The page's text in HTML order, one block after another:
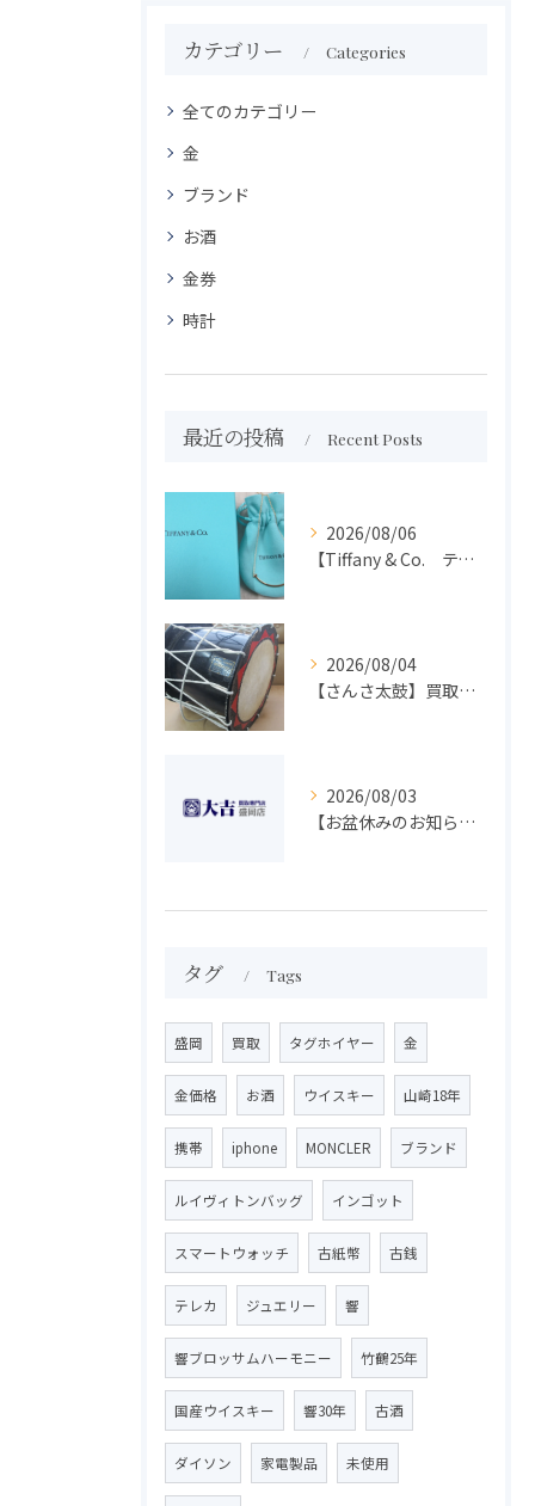
カテゴリー Categories
全てのカテゴリー
金
ブランド
お酒
金券
時計
最近の投稿 Recent Posts
2026/08/06
【Tiffany & Co. ティファニー】買取 大吉盛岡店 アクセサリー買取しました！！
2026/08/04
【さんさ太鼓】買取 大吉盛岡店 楽器 買取します！！
2026/08/03
【お盆休みのお知らせ】買取専門 大吉 盛岡店
タグ Tags
盛岡 買取 タグホイヤー 金
金価格 お酒 ウイスキー 山崎18年
携帯 iphone MONCLER ブランド
ルイヴィトンバッグ インゴット
スマートウォッチ 古紙幣 古銭
テレカ ジュエリー 響
響ブロッサムハーモニー 竹鶴25年
国産ウイスキー 響30年 古酒
ダイソン 家電製品 未使用